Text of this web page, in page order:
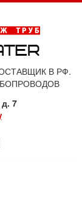
В РФ.
7